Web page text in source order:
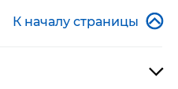
К началу страницы 
